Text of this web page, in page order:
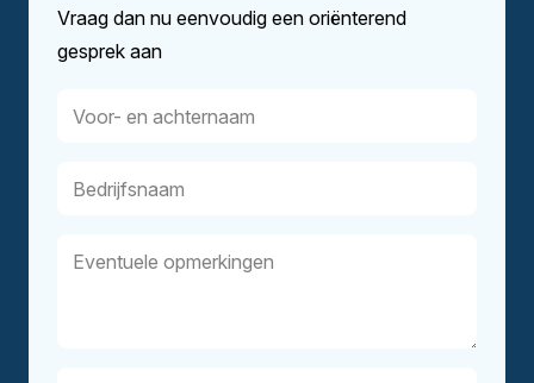
Vraag dan nu eenvoudig een oriënterend
gesprek aan
Voor-
Bedrijfsnaam
Eventuele